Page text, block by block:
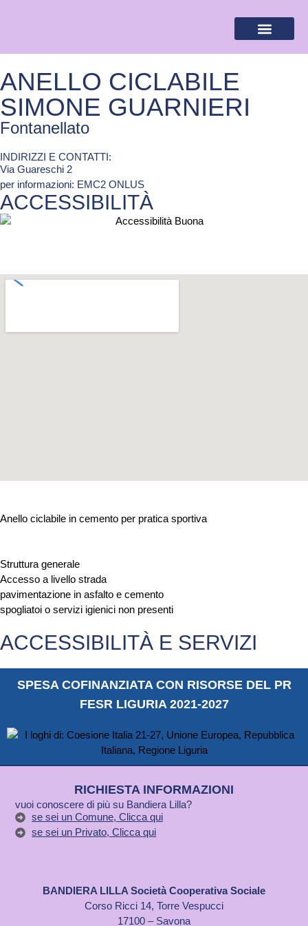
ANELLO CICLABILE
SIMONE GUARNIERI
Fontanellato
INDIRIZZI E CONTATTI:​
Via Guareschi 2
per informazioni: EMC2 ONLUS
ACCESSIBILITÀ
Anello ciclabile in cemento per pratica sportiva
Struttura generale
Accesso a livello strada
pavimentazione in asfalto e cemento
spogliatoi o servizi igienici non presenti
ACCESSIBILITÀ E SERVIZI
SPESA COFINANZIATA CON RISORSE DEL PR
FESR LIGURIA 2021-2027
RICHIESTA INFORMAZIONI
vuoi conoscere di più su Bandiera Lilla?
se sei un Comune, Clicca qui
se sei un Privato, Clicca qui
BANDIERA LILLA Società Cooperativa Sociale
Corso Ricci 14, Torre Vespucci
17100 – Savona